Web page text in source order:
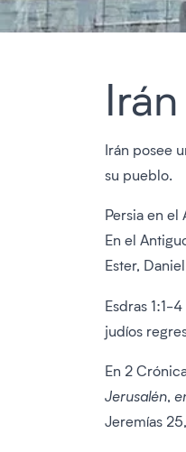
Irán posee
su pueblo.
Persia en el
En el
Ester,
Esdras 1:1-
judíos
En 2
Jerusalén,
Jeremías